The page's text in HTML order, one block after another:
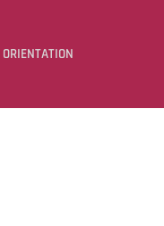
ORIENTATION